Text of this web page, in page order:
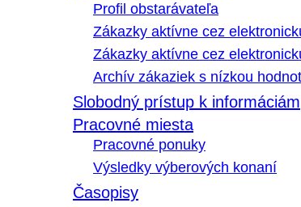
Profil obstarávateľa
Zákazky aktívne cez
Zákazky aktívne cez
Archív zákaziek s nízkou
Slobodný prístup k informáciám
Pracovné miesta
Pracovné ponuky
Výsledky výberových konaní
Časopisy